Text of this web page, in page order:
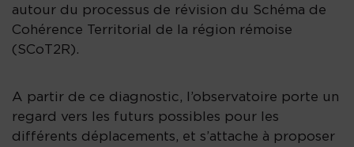
autour du processus de révision du Schéma de
Cohérence Territorial de la région rémoise
(SCoT2R).
A partir de ce diagnostic, l’observatoire porte un
regard vers les futurs possibles pour les
différents déplacements, et s’attache à proposer